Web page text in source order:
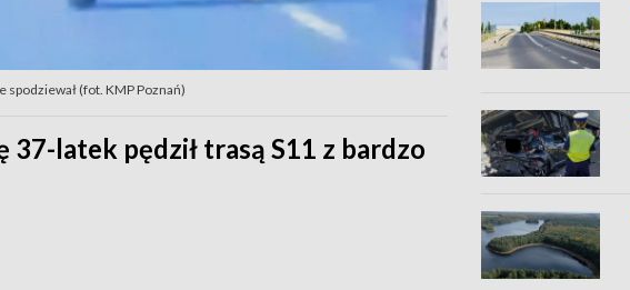
spodziewał (fot. KMP Poznań)
latek pędził trasą S11 z bardzo